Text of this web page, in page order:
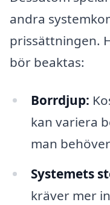
andra
prissättningen.
bör beaktas:
Borrdjup:
kan variera
man
Systemets
kräver mer